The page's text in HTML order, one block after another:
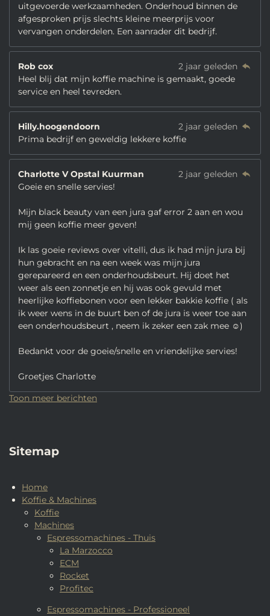
uitgevoerde werkzaamheden. Onderhoud binnen de
afgesproken prijs slechts kleine meerprijs voor
vervangen onderdelen. Een aanrader dit bedrijf.
Rob cox
2 jaar geleden
Heel blij dat mijn koffie machine is gemaakt, goede
service en heel tevreden.
Hilly.hoogendoorn
2 jaar geleden
Prima bedrijf en geweldig lekkere koffie
Charlotte V Opstal Kuurman
2 jaar geleden
Goeie en snelle servies!
Mijn black beauty van een jura gaf error 2 aan en wou
mij geen koffie meer geven!
Ik las goeie reviews over vitelli, dus ik had mijn jura bij
hun gebracht en na een week was mijn jura
gerepareerd en een onderhoudsbeurt. Hij doet het
weer als een zonnetje en hij was ook gevuld met
heerlijke koffiebonen voor een lekker bakkie koffie ( als
ik weer wens in de buurt ben of de jura is weer toe aan
een onderhoudsbeurt , neem ik zeker een zak mee ☺️)
Bedankt voor de goeie/snelle en vriendelijke servies!
Groetjes Charlotte
Toon meer berichten
Sitemap
Home
Koffie & Machines
Koffie
Machines
Espressomachines - Thuis
La Marzocco
ECM
Rocket
Profitec
Espressomachines - Professioneel